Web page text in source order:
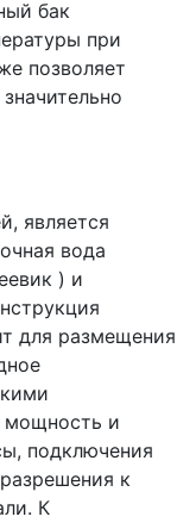
бак
при
позволяет
является
вода
) и
для размещения
мощность и
подключения
к
К